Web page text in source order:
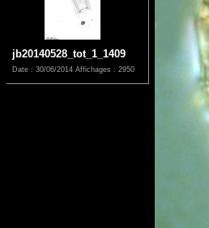
jb20140528_tot_1_1409
Date : 30/06/2014 Affichages : 2950